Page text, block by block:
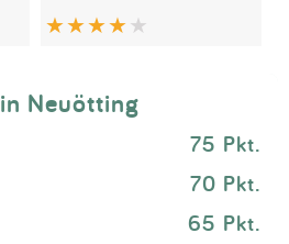
Neuötting
75 Pkt.
70 Pkt.
65 Pkt.